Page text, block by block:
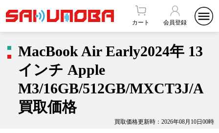
カート 会員登録
買取価格更新時：2026年08月10日00時
MacBook Air Early2024年 13
インチ Apple
M3/16GB/512GB/MXCT3J/A
買取価格